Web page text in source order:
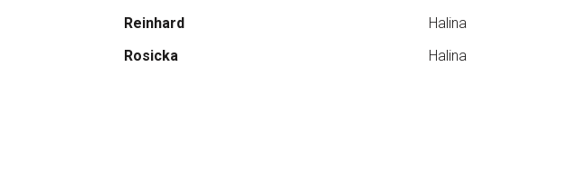
Reinhard
Halina
Rosicka
Halina